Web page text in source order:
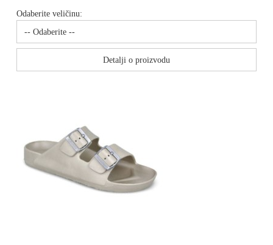
Odaberite veličinu:
Detalji o proizvodu